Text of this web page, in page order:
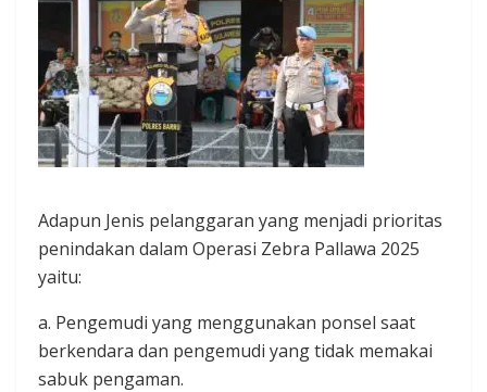
Adapun Jenis pelanggaran yang menjadi prioritas
penindakan dalam Operasi Zebra Pallawa 2025
yaitu:
a. Pengemudi yang menggunakan ponsel saat
berkendara dan pengemudi yang tidak memakai
sabuk pengaman.